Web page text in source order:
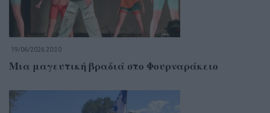
19/06/2026 20:30
Μια μαγευτική βραδιά στο Φουρναράκειο